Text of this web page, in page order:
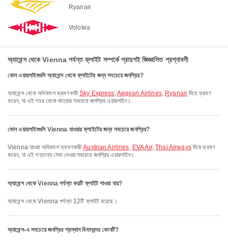
Ryanair
Volotea
অ্যাথেন্স থেকে Vienna পর্যন্ত ফ্লাইট সম্পর্কে প্রায়শই জিজ্ঞাসিত প্রশ্নাবলী
কোন এয়ারলাইনগুলি অ্যাথেন্স থেকে ফ্লাইটের জন্য সবচেয়ে জনপ্রিয়?
অ্যাথেন্স থেকে অধিকাংশ ভ্রমণকারী Sky Express,Aegean Airlines, Ryanair দিয়ে ভ্রমণ
করেন, যা এই শহর থেকে যাত্রার সবচেয়ে জনপ্রিয় এয়ারলাইন।
কোন এয়ারলাইনগুলি Vienna যাওয়ার ফ্লাইটের জন্য সবচেয়ে জনপ্রিয়?
Vienna যাওয়া অধিকাংশ ভ্রমণকারীAustrian Airlines, EVA Air,Thai Airwaysদিয়ে ভ্রমণ
করেন, যা এই গন্তব্যে সেবা দেওয়া সবচেয়ে জনপ্রিয় এয়ারলাইন।
অ্যাথেন্স থেকে Vienna পর্যন্ত কয়টি ফ্লাইট পাওয়া যায়?
অ্যাথেন্স থেকে Vienna পর্যন্ত 12টি ফ্লাইট রয়েছে।
অ্যাথেন্স-এ সবচেয়ে জনপ্রিয় প্রস্থান বিমানবন্দর কোনটি?